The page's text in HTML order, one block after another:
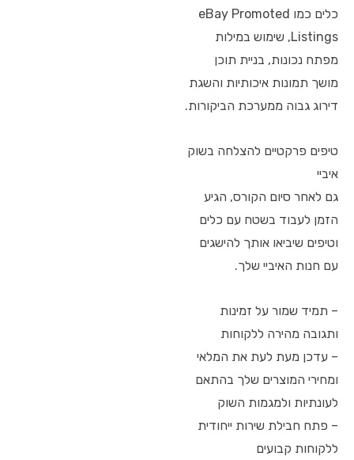
כלים כמו eBay Promoted
Listings, שימוש במילות
מפתח נכונות, בניית תוכן
מושך תמונות איכותיות והשגת
דירוג גבוה ממערכת הביקורות.
טיפים פרקטיים להצלחה בשוק
איביי
גם לאחר סיום הקורס, הגיע
הזמן לעבוד בשטח עם כלים
וטיפים שיביאו אותך להישגים
עם חנות האיביי שלך.
– תמיד שמור על זמינות
ותגובה מהירה ללקוחות
– עדכן מעת לעת את המלאי
ומחירי המוצרים שלך בהתאם
לעונתיות ולמגמות השוק
– פתח חבילת שירות ייחודית
ללקוחות קבועים